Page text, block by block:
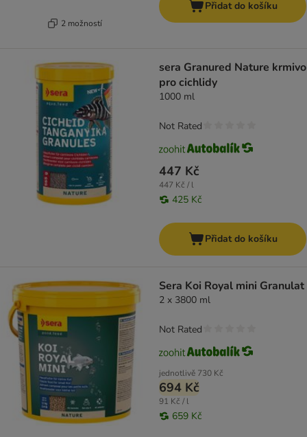
2 možností
Přidat do košíku
sera Granured Nature krmivo
pro cichlidy
1000 ml
447 Kč
447 Kč / l
425 Kč
Not Rated
Přidat do košíku
Sera Koi Royal mini Granulat
2 x 3800 ml
jednotlivě 730 Kč
694 Kč
91 Kč / l
659 Kč
Not Rated